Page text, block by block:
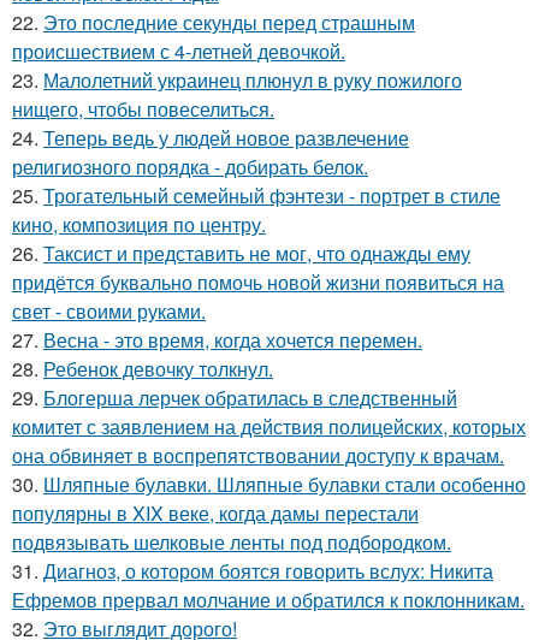
22. Это последние секунды перед страшным
происшествием с 4-летней девочкой.
23. Малолетний украинец плюнул в руку пожилого
нищего, чтобы повеселиться.
24. Теперь ведь у людей новое развлечение
религиозного порядка - добирать белок.
25. Трогательный семейный фэнтези - портрет в стиле
кино, композиция по центру.
26. Таксист и представить не мог, что однажды ему
придётся буквально помочь новой жизни появиться на
свет - своими руками.
27. Весна - это время, когда хочется перемен.
28. Ребенок девочку толкнул.
29. Блогерша лерчек обратилась в следственный
комитет с заявлением на действия полицейских, которых
она обвиняет в воспрепятствовании доступу к врачам.
30. Шляпные булавки. Шляпные булавки стали особенно
популярны в XIX веке, когда дамы перестали
подвязывать шелковые ленты под подбородком.
31. Диагноз, о котором боятся говорить вслух: Никита
Ефремов прервал молчание и обратился к поклонникам.
32. Это выглядит дорого!